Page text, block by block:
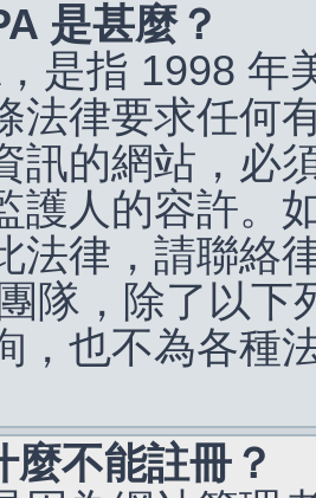
是甚麼？
是指 1998 年
法律要求任何
訊的網站，必
護人的容許。
法律，請聯絡
隊，除了以下
，也不為各種
麼不能註冊？